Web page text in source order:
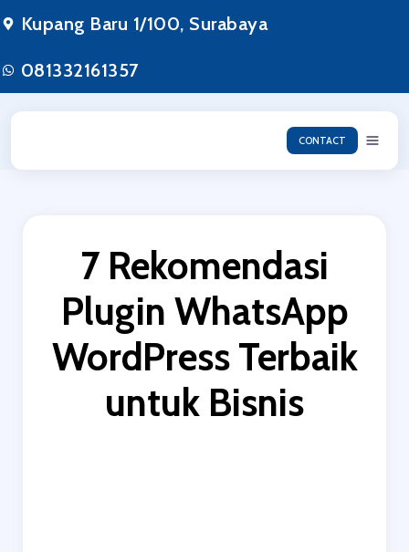
ke
konten
Kupang Baru 1/100, Surabaya
081332161357
CONTACT
7 Rekomendasi
Plugin WhatsApp
WordPress Terbaik
untuk Bisnis